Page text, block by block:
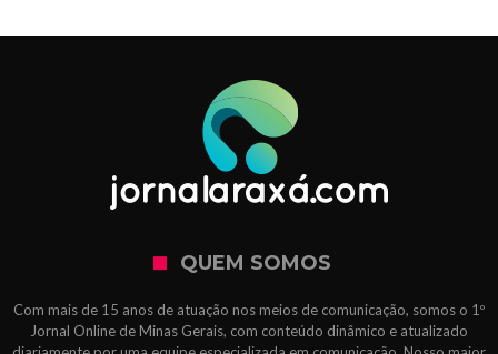
QUEM SOMOS
Com mais de 15 anos de atuação nos meios de comunicação, somos o 1º
Jornal Online de Minas Gerais, com conteúdo dinâmico e atualizado